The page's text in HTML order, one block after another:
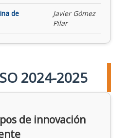
de
Javier Gómez
Pilar
2024-2025
de innovación